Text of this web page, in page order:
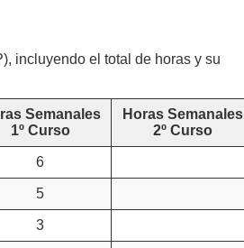
incluyendo el total de horas y su
Semanales
1º Curso
Horas Semanales
2º Curso
6
5
3